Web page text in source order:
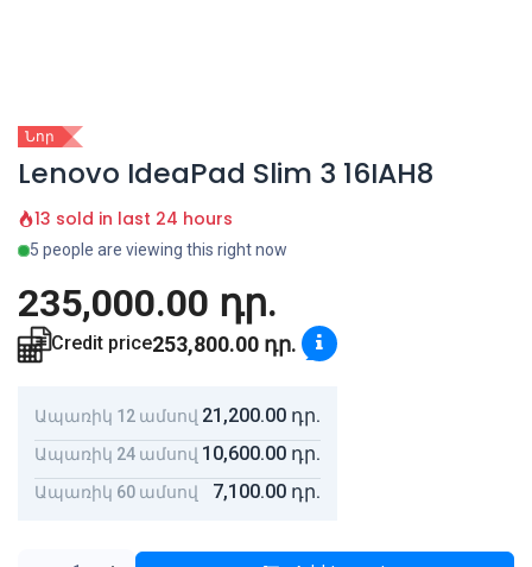
Նոր
Lenovo IdeaPad Slim 3 16IAH8
13 sold in last 24 hours
5 people are viewing this right now
235,000.00 դր.
Credit price253,800.00 դր.
Ապառիկ 12 ամսով 21,200.00 դր.
Ապառիկ 24 ամսով 10,600.00 դր.
Ապառիկ 60 ամսով 7,100.00 դր.